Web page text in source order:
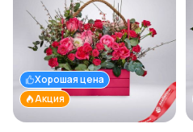
Акция
Хорошая цена